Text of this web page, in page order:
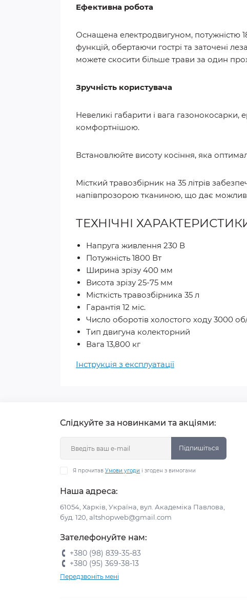
Ефективна робота
Оснащена електродвигуном, потужністю
функцій, обертаючи гострі та заточені
можете скосити більше трави за один
Зручність користувача
Невеликі габарити і вага
комфортнішою.
Встановлюйте висоту косіння, яка
Місткий травозбірник на 35 літрів
напівпрозорою тканиною, що дає
ТЕХНІЧНІ
Напруга живлення 230 В
Потужність 1800 Вт
Ширина зрізу 400 мм
Висота зрізу 25-75 мм
Місткість травозбірника 35 л
Гарантія 12 міс.
Число оборотів холостого ходу 3000
Тип двигуна колекторний
Вага 13,800 кг
Інструкція з експлуатації
Слідкуйте за новинками та акціями:
Підпишіться
Я прочитав Умови угоди і згоден з вимогами
Наша адреса:
61054, Харків, Україна, вул. Академіка Павлова,
буд. 120, altshopweb@gmail.com
Зателефонуйте нам:
+380 (98) 839-35-83
+380 (95) 369-38-13
Передзвоніть мені